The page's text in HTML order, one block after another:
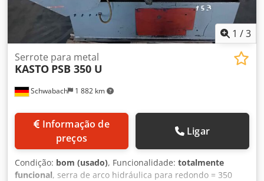
1 /3
Schwabach 1 882 km
Serrote para metal
KASTO PSB 350 U
preços
Ligar
Condição: bom (usado), Funcionalidade: totalmente
funcional, serra de arco hidráulica para redondo = 350